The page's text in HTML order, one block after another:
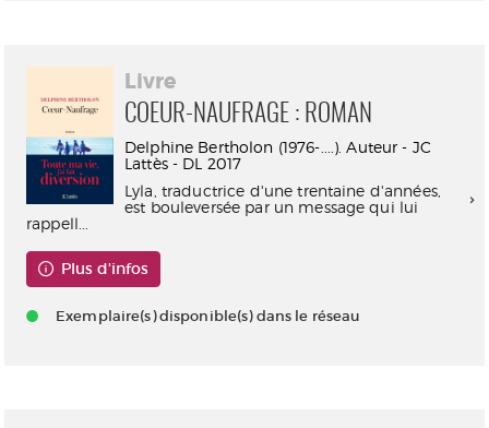
Livre
COEUR-NAUFRAGE : ROMAN
Delphine Bertholon (1976-....). Auteur - JC
Lattès - DL 2017
Lyla, traductrice d'une trentaine d'années,
est bouleversée par un message qui lui
rappell...
Plus d'infos
Exemplaire(s) disponible(s) dans le réseau